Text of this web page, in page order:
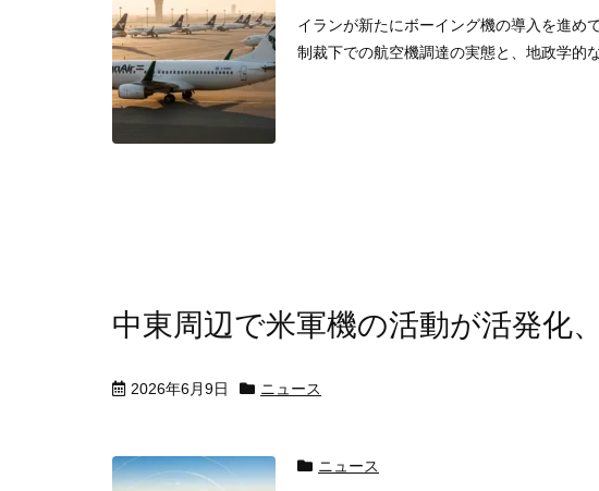
イランが新たにボーイング機の導入を進め
制裁下での航空機調達の実態と、地政学的
中東周辺で米軍機の活動が活発化
2026年6月9日 ニュース
ニュース